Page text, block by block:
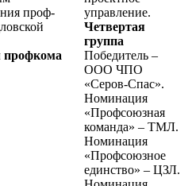
проф­
профкома
управление.
Четвертая
группа
Победитель –
ООО ЧПО
«Серов-Спас».
Номинация
«Профсоюзная
команда» – ТМЛ.
Номинация
«Профсоюзное
единство» – ЦЗЛ.